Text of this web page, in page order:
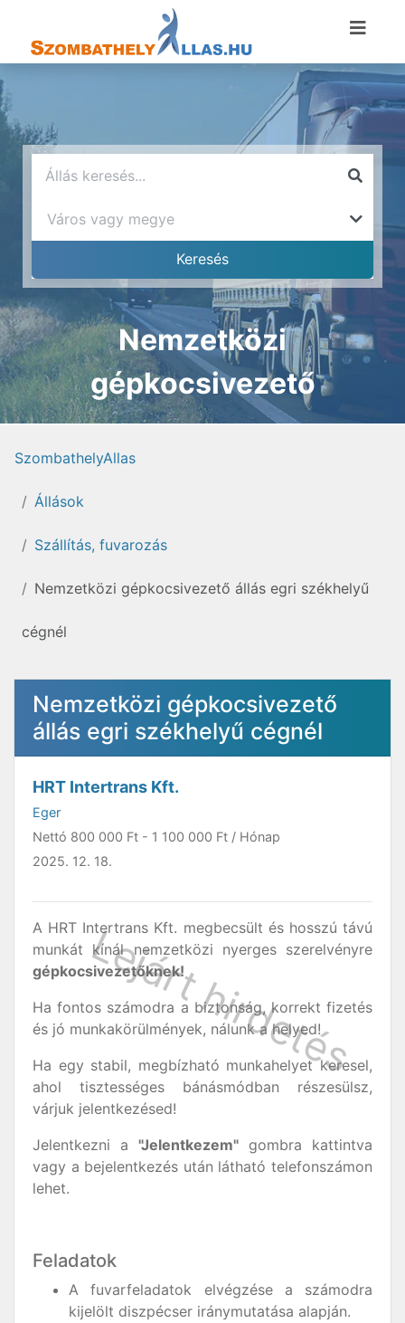
Nemzetközi
gépkocsivezető
SzombathelyAllas
Állások
Szállítás, fuvarozás
Nemzetközi gépkocsivezető állás egri székhelyű
cégnél
Nemzetközi gépkocsivezető
állás egri székhelyű cégnél
HRT Intertrans Kft.
Eger
Nettó 800 000 Ft - 1 100 000 Ft / Hónap
2025. 12. 18.
A HRT Intertrans Kft. megbecsült és hosszú távú
munkát kínál nemzetközi nyerges szerelvényre
gépkocsivezetőknek!
Ha fontos számodra a biztonság, korrekt fizetés
és jó munkakörülmények, nálunk a helyed!
Ha egy stabil, megbízható munkahelyet keresel,
ahol tisztességes bánásmódban részesülsz,
várjuk jelentkezésed!
Jelentkezni a "Jelentkezem" gombra kattintva
vagy a bejelentkezés után látható telefonszámon
lehet.
Feladatok
A fuvarfeladatok elvégzése a számodra
kijelölt diszpécser iránymutatása alapján.